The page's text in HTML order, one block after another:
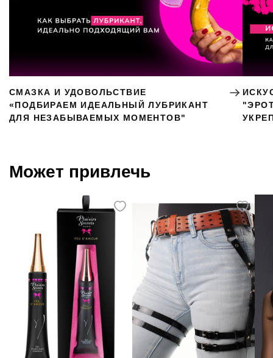
СМАЗКА И УДОВОЛЬСТВИЕ
«ПОДБИРАЕМ ИДЕАЛЬНЫЙ ЛУБРИКАНТ
ДЛЯ НЕЗАБЫВАЕМЫХ МОМЕНТОВ"
Может привлечь